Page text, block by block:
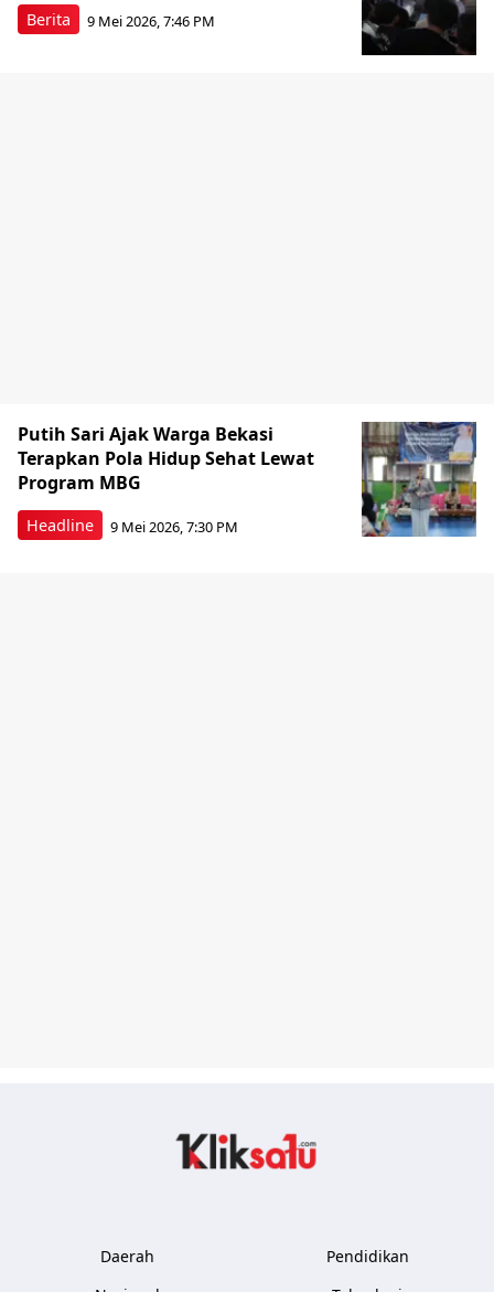
Berita 9 Mei 2026, 7:46 PM
Headline
Putih Sari Ajak Warga Bekasi
Terapkan Pola Hidup Sehat Lewat
Program MBG
9 Mei 2026, 7:30 PM
Daerah
Pendidikan